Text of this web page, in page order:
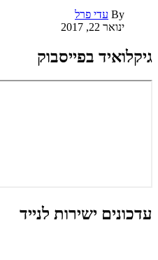
By עדי פרל
ינואר 22, 2017
גיקלואיד בפייסבוק
עדכונים ישירות לנייד